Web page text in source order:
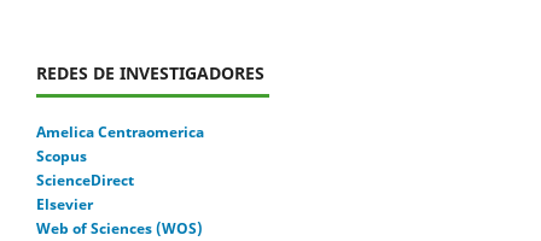
REDES DE INVESTIGADORES
Amelica Centraomerica
Scopus
ScienceDirect
Elsevier
Web of Sciences (WOS)